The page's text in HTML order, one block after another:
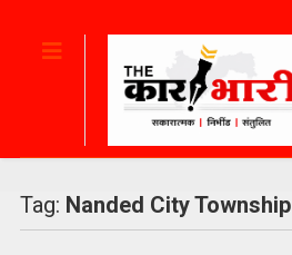
Tag: Nanded City Township